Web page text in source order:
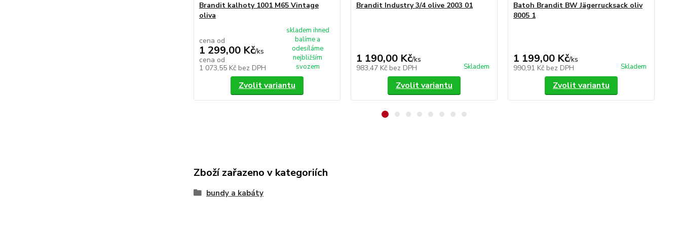
Brandit kalhoty 1001 M65 Vintage
oliva
cena od
1 299,00 Kč/ks
cena od
1 073,55 Kč bez DPH
skladem ihned
balíme a
odesíláme
nejbližším
svozem
Zvolit variantu
Brandit Industry 3/4 olive 2003 01
1 190,00 Kč/ks
983,47 Kč bez DPH Skladem
Zvolit variantu
Batoh Brandit BW Jägerrucksack oliv
8005 1
1 199,00 Kč/ks
990,91 Kč bez DPH Skladem
Zvolit variantu
Zboží zařazeno v kategoriích
bundy a kabáty